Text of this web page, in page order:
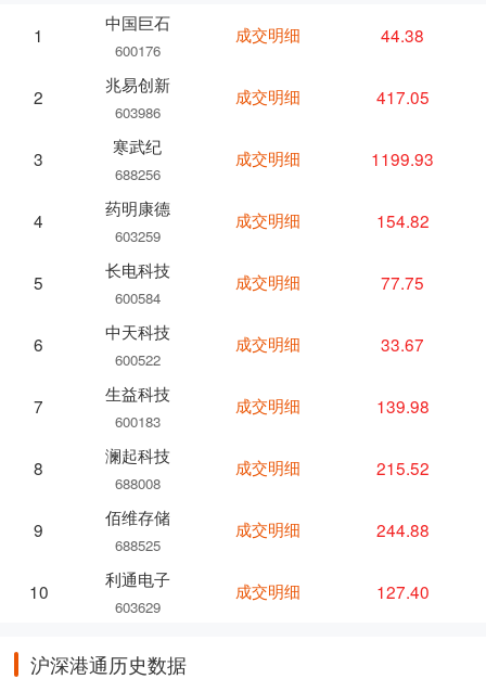
1
中国巨石
600176
2
兆易创新
603986
3
寒武纪
688256
4
药明康德
603259
5
长电科技
600584
6
中天科技
600522
7
生益科技
600183
8
澜起科技
688008
9
佰维存储
688525
10
利通电子
603629
成交明细 44.38
成交明细 417.05
成交明细 1199.93
成交明细 154.82
成交明细 77.75
成交明细 33.67
成交明细 139.98
成交明细 215.52
成交明细 244.88
成交明细 127.40
沪深港通历史数据